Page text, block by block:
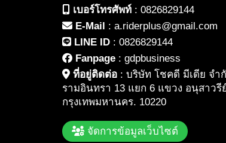
เบอร์โทรศัพท์: 0826829144
E-Mail : a.riderplus@gmail.com
LINE ID: 0826829144
Fanpage: gdpbusiness
ที่อยู่ติดต่อ: บริษัท โชคดี มีเดีย จำ
รามอินทรา 13 แยก 6 แขวง อนุสาวรี
กรุงเทพมหานคร. 10220
จัดการข้อมูลเว็บไซต์